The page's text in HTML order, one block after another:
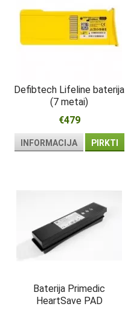
Defibtech Lifeline baterija
(7 metai)
€479
INFORMACIJA PIRKTI
Baterija Primedic
HeartSave PAD